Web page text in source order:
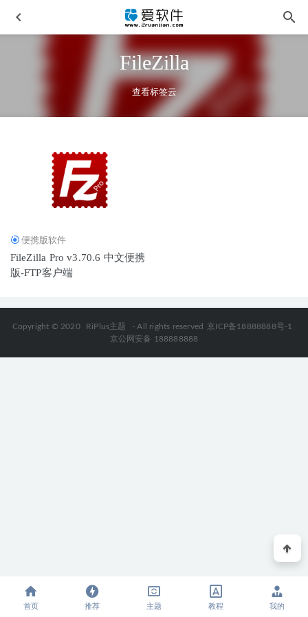
FileZilla
查看标签云
便携版软件
FileZilla Pro v3.70.6 中文便携
版-FTP客户端
Copyright © 2020 RiPlus主题 - All rights reserved
京ICP备18888888号-1
京公网安备 188888888
Resolume Arena 7.24.3中文破解版-VJ音频软件
TechSmith Camtasia v26.0.4.15557 中文激活版-屏幕录像剪辑
2026-03-24
Winxvideo AI v4.6.0 中文免安装便携版-AI影像增强工具
2025-12-13
首页 推荐 主题 教程 我的